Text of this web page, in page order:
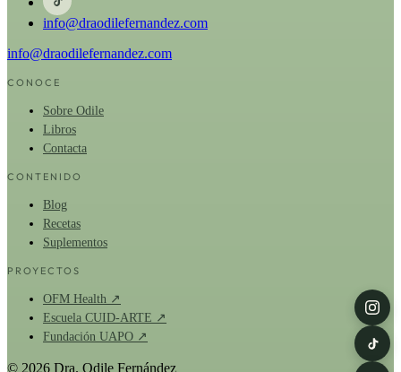
info@draodilefernandez.com
info@draodilefernandez.com
CONOCE
Sobre Odile
Libros
Contacta
CONTENIDO
Blog
Recetas
Suplementos
PROYECTOS
OFM Health ↗
Escuela CUID-ARTE ↗
Fundación UAPO ↗
© 2026 Dra. Odile Fernández